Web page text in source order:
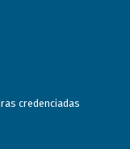
credenciadas